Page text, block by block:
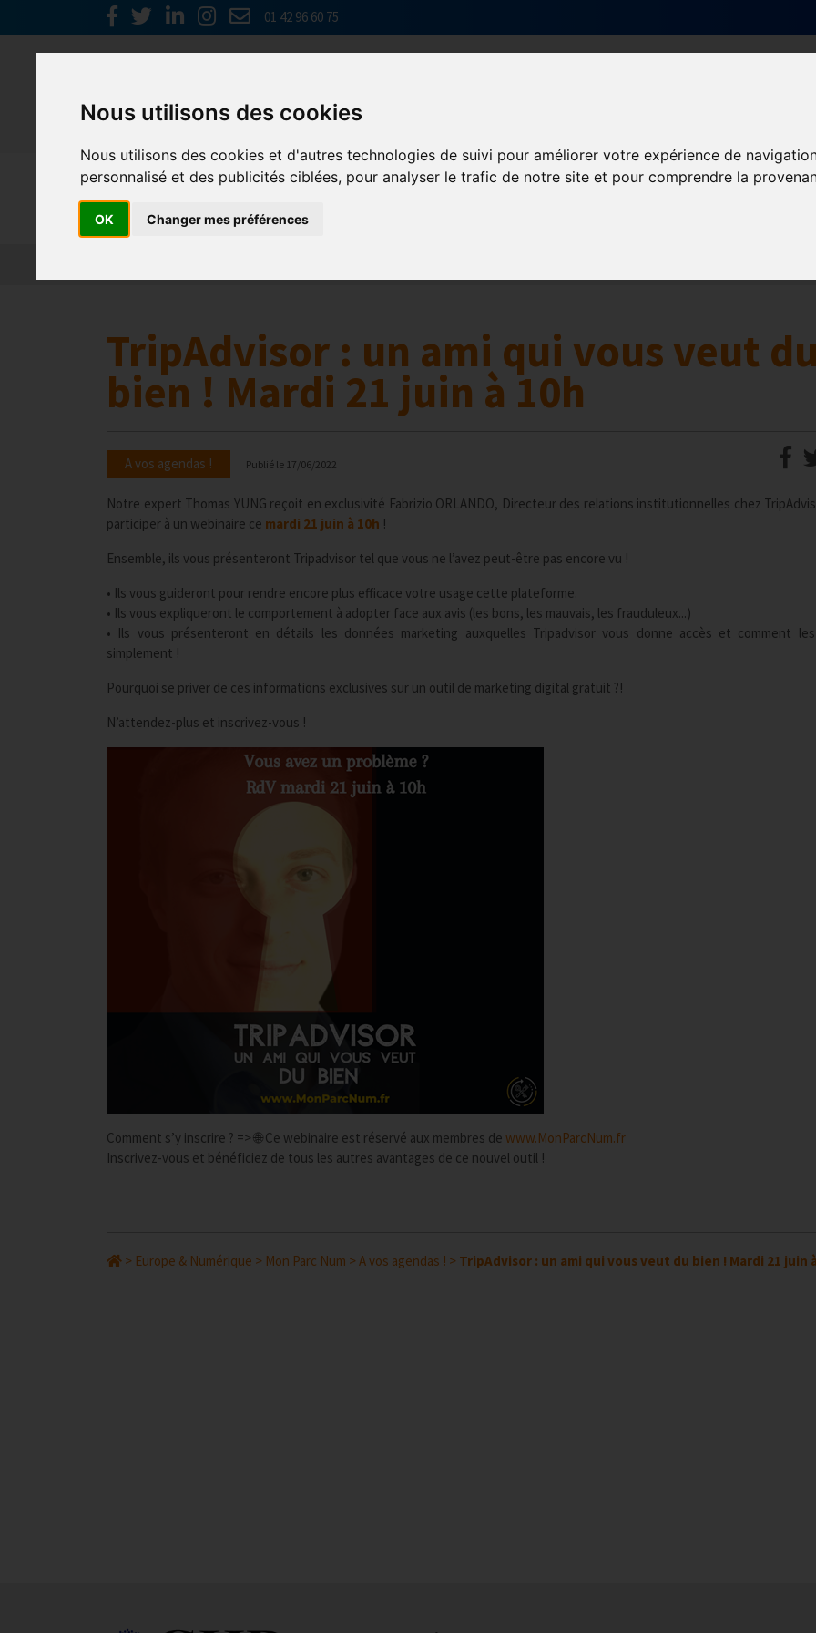
Nous utilisons des cookies
Nous utilisons des cookies et d'autres technologies de suivi pour améliorer votre expérience de
personnalisé et des publicités ciblées, pour analyser le trafic de notre site et pour comprendre la
OK Changer mes préférences
01 42 96 60 75
Europe & Numérique
TripAdvisor : un ami qui vous veut du
bien ! Mardi 21 juin à 10h
A vos agendas ! Publié le 17/06/2022
Notre expert Thomas YUNG reçoit en exclusivité Fabrizio ORLANDO, Directeur des relations institutionnelles chez
participer à un webinaire ce mardi 21 juin à 10h !
Ensemble, ils vous présenteront Tripadvisor tel que vous ne l’avez peut-être pas encore vu !
• Ils vous guideront pour rendre encore plus efficace votre usage cette plateforme.
• Ils vous expliqueront le comportement à adopter face aux avis (les bons, les mauvais, les frauduleux...)
• Ils vous présenteront en détails les données marketing auxquelles Tripadvisor vous donne accès et comment
simplement !
Pourquoi se priver de ces informations exclusives sur un outil de marketing digital gratuit ?!
N’attendez-plus et inscrivez-vous !
Comment s’y inscrire ? => 🌐 Ce webinaire est réservé aux membres de www.MonParcNum.fr
Inscrivez-vous et bénéficiez de tous les autres avantages de ce nouvel outil !
> Europe & Numérique > Mon Parc Num >A vos agendas ! > TripAdvisor : un ami qui vous veut du bien ! Mardi 21 juin